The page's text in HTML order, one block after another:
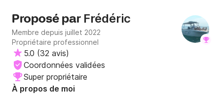
Proposé par Frédéric
Membre depuis juillet 2022
Propriétaire professionnel
5.0 (32 avis)
Coordonnées validées
Super propriétaire
À propos de moi